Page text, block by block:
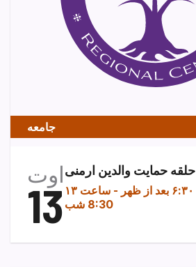
جامعه
اوت
13
حلقه حمایت والدین ارمنی
- ساعت
8:30 شب